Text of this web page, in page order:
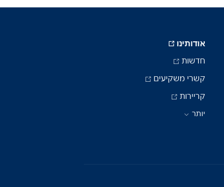
אודותינו
חדשות
קשרי משקיעים
קריירות
יותר